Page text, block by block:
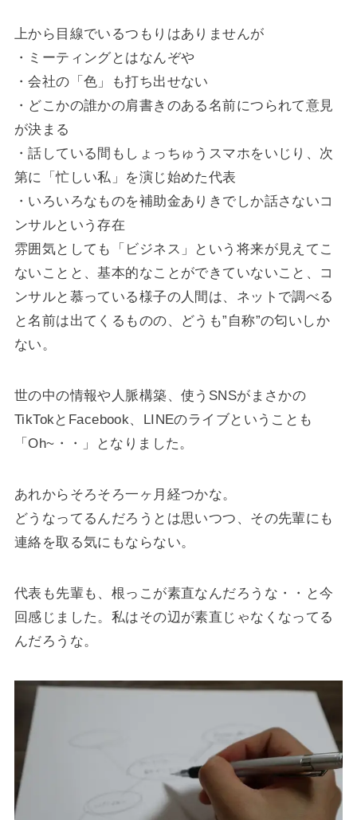
上から目線でいるつもりはありませんが
・ミーティングとはなんぞや
・会社の「色」も打ち出せない
・どこかの誰かの肩書きのある名前につられて意見
が決まる
・話している間もしょっちゅうスマホをいじり、次
第に「忙しい私」を演じ始めた代表
・いろいろなものを補助金ありきでしか話さないコ
ンサルという存在
雰囲気としても「ビジネス」という将来が見えてこ
ないことと、基本的なことができていないこと、コ
ンサルと慕っている様子の人間は、ネットで調べる
と名前は出てくるものの、どうも”自称”の匂いしか
ない。
世の中の情報や人脈構築、使うSNSがまさかの
TikTokとFacebook、LINEのライブということも
「Oh~・・」となりました。
あれからそろそろ一ヶ月経つかな。
どうなってるんだろうとは思いつつ、その先輩にも
連絡を取る気にもならない。
代表も先輩も、根っこが素直なんだろうな・・と今
回感じました。私はその辺が素直じゃなくなってる
んだろうな。